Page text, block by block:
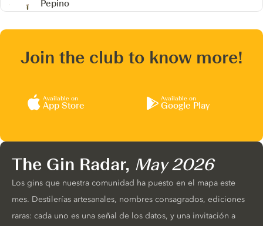
Pepino
Join the club to know more!
Available on
App Store
Available on
Google Play
The Gin Radar, May 2026
Los gins que nuestra comunidad ha puesto en el mapa este
mes. Destilerías artesanales, nombres consagrados, ediciones
raras: cada uno es una señal de los datos, y una invitación a